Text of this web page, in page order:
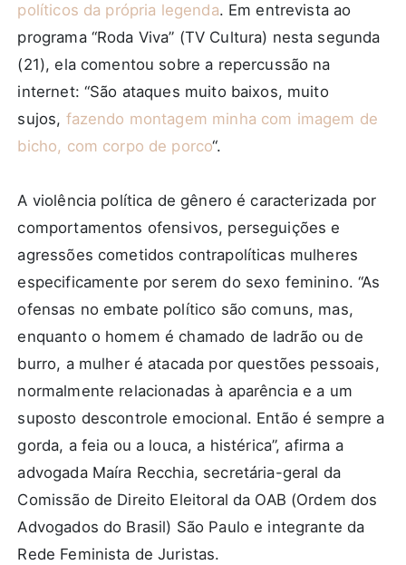
políticos da própria legenda. Em entrevista ao
programa “Roda Viva” (TV Cultura) nesta segunda
(21), ela comentou sobre a repercussão na
internet: “São ataques muito baixos, muito
sujos, fazendo montagem minha com imagem de
bicho, com corpo de porco“.
A violência política de gênero é caracterizada por
comportamentos ofensivos, perseguições e
agressões cometidos contrapolíticas mulheres
especificamente por serem do sexo feminino. “As
ofensas no embate político são comuns, mas,
enquanto o homem é chamado de ladrão ou de
burro, a mulher é atacada por questões pessoais,
normalmente relacionadas à aparência e a um
suposto descontrole emocional. Então é sempre a
gorda, a feia ou a louca, a histérica”, afirma a
advogada Maíra Recchia, secretária-geral da
Comissão de Direito Eleitoral da OAB (Ordem dos
Advogados do Brasil) São Paulo e integrante da
Rede Feminista de Juristas.